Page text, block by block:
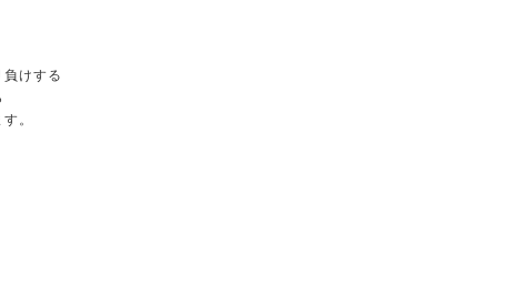
けする
。